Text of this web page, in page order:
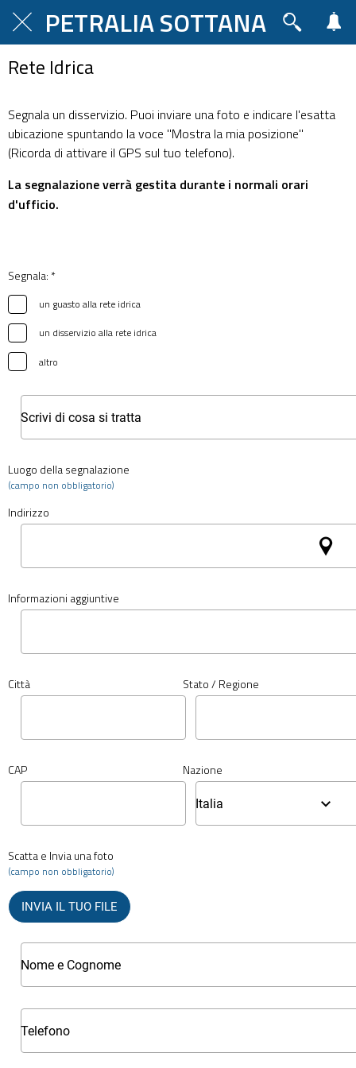
PETRALIA SOTTANA
Rete Idrica
Segnala un disservizio. Puoi inviare una foto e indicare l'esatta
ubicazione spuntando la voce "Mostra la mia posizione"
(Ricorda di attivare il GPS sul tuo telefono).
La segnalazione verrà gestita durante i normali orari
d'ufficio.
Segnala: *
un guasto alla rete idrica
un disservizio alla rete idrica
altro
Luogo della segnalazione
(campo non obbligatorio)
Indirizzo
Informazioni aggiuntive
Città Stato / Regione
CAP Nazione
Italia
Scatta e Invia una foto
(campo non obbligatorio)
INVIA IL TUO FILE